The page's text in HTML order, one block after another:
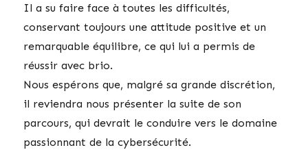
Il a su faire face à toutes les difficultés,
conservant toujours une attitude positive et un
remarquable équilibre, ce qui lui a permis de
réussir avec brio.
Nous espérons que, malgré sa grande discrétion,
il reviendra nous présenter la suite de son
parcours, qui devrait le conduire vers le domaine
passionnant de la cybersécurité.